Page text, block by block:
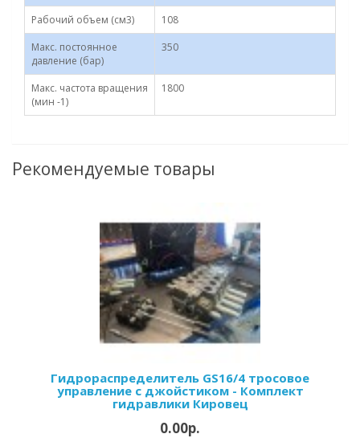
Рабочий объем (см3)
108
Макс. постоянное
давление (бар)
350
Макс. частота вращения
(мин -1)
1800
Рекомендуемые товары
Гидрораспределитель GS16/4 тросовое
управление с джойстиком - Комплект
гидравлики Кировец
0.00р.